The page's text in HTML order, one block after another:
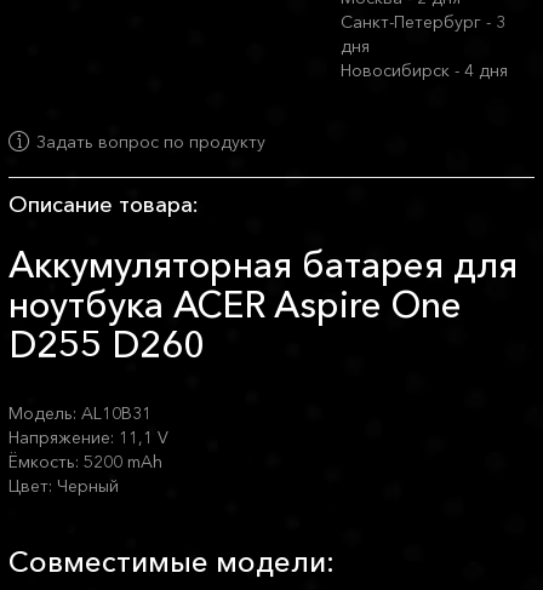
Санкт-Петербург - 3
дня
Новосибирск - 4 дня
Задать вопрос по продукту
Описание товара:
Аккумуляторная батарея для
ноутбука ACER Aspire One
D255 D260
Модель: AL10B31
Напряжение: 11,1 V
Ёмкость: 5200 mAh
Цвет: Черный
Совместимые модели: